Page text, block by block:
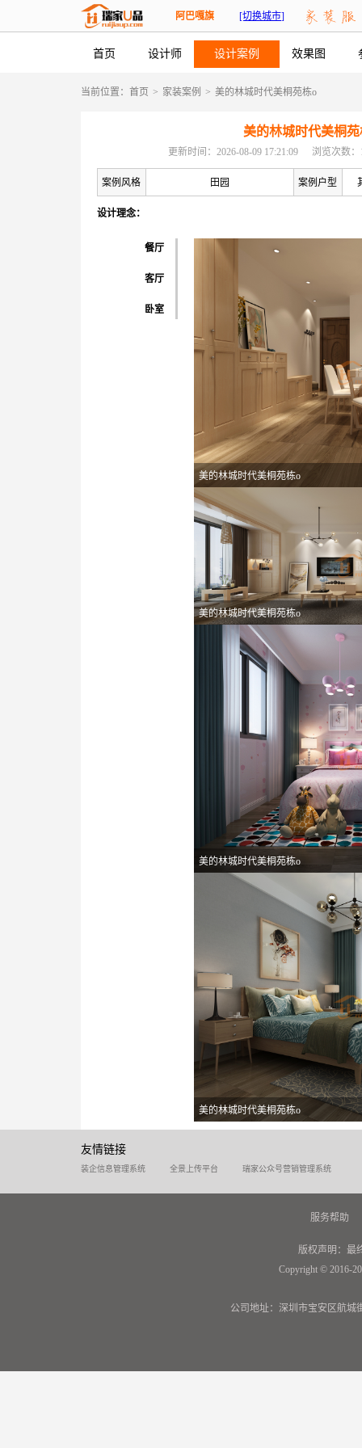
阿巴嘎旗 [切换城市]
首页 设计师 设计案例 效果图
当前位置： 首页 > 家装案例 > 美的林城时代美桐苑栋o
美的林城时代美桐苑
更新时间：2026-08-09 17:21:09 浏览次数：
案例风格 田园 案例户型
设计理念：
餐厅
客厅
卧室
美的林城时代美桐苑栋o
美的林城时代美桐苑栋o
美的林城时代美桐苑栋o
美的林城时代美桐苑栋o
友情链接
装企信息管理系统 全景上传平台 瑞家公众号营销管理系统
服务帮助
版权声明：最
Copyright © 2016-
公司地址：深圳市宝安区航城